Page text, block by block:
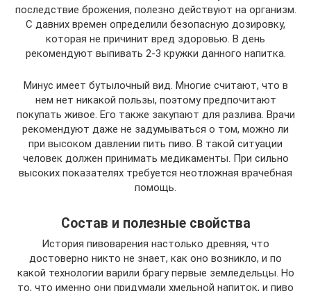
последствие брожения, полезно действуют на организм.
С давних времен определили безопасную дозировку,
которая не причинит вред здоровью. В день
рекомендуют выпивать 2-3 кружки данного напитка.
Минус имеет бутылочный вид. Многие считают, что в
нем нет никакой пользы, поэтому предпочитают
покупать живое. Его также закупают для разлива. Врачи
рекомендуют даже не задумываться о том, можно ли
при высоком давлении пить пиво. В такой ситуации
человек должен принимать медикаменты. При сильно
высоких показателях требуется неотложная врачебная
помощь.
Состав и полезные свойства
История пивоварения настолько древняя, что
достоверно никто не знает, как оно возникло, и по
какой технологии варили брагу первые земледельцы. Но
то, что именно они придумали хмельной напиток, и пиво